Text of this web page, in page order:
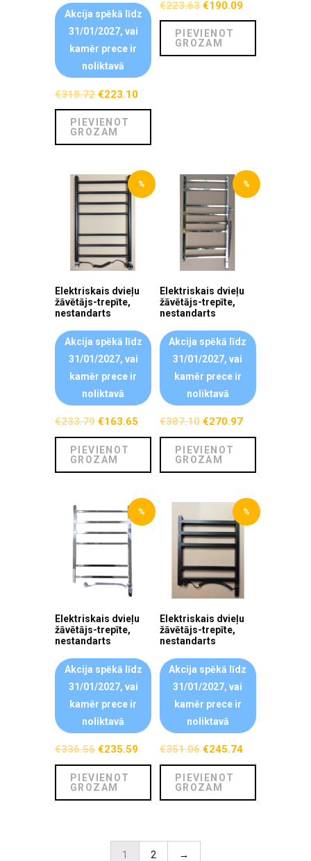
Akcija spēkā līdz
31/01/2027, vai
kamēr prece ir
noliktavā
€318.72 €223.10
PIEVIENOT
GROZAM
€223.63 €190.09
PIEVIENOT
GROZAM
%
Elektriskais dvieļu
žāvētājs-trepīte,
nestandarts
Akcija spēkā līdz
31/01/2027, vai
kamēr prece ir
noliktavā
€233.79 €163.65
PIEVIENOT
GROZAM
%
Elektriskais dvieļu
žāvētājs-trepīte,
nestandarts
Akcija spēkā līdz
31/01/2027, vai
kamēr prece ir
noliktavā
€387.10 €270.97
PIEVIENOT
GROZAM
%
Elektriskais dvieļu
žāvētājs-trepīte,
nestandarts
Akcija spēkā līdz
31/01/2027, vai
kamēr prece ir
noliktavā
€336.56 €235.59
PIEVIENOT
GROZAM
%
Elektriskais dvieļu
žāvētājs-trepīte,
nestandarts
Akcija spēkā līdz
31/01/2027, vai
kamēr prece ir
noliktavā
€351.06 €245.74
PIEVIENOT
GROZAM
1 2 →